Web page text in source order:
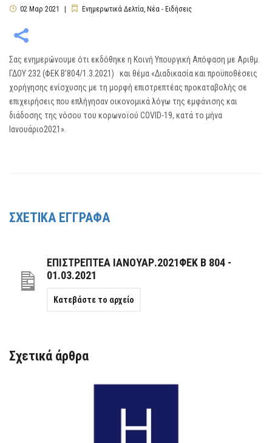
02 Μαρ 2021 Ενημερωτικά Δελτία, Νέα - Ειδήσεις
Σας ενημερώνουμε ότι εκδόθηκε η Κοινή Υπουργική Απόφαση με Αριθμ.
ΓΔΟΥ 232 (ΦΕΚ Β’804/1.3.2021) και θέμα «Διαδικασία και προϋποθέσεις
χορήγησης ενίσχυσης με τη μορφή επιστρεπτέας προκαταβολής σε
επιχειρήσεις που επλήγησαν οικονομικά λόγω της εμφάνισης και
διάδοσης της νόσου του κορωνοϊού COVID-19, κατά το μήνα
Ιανουάριο2021».
ΣΧΕΤΙΚΑ ΕΓΓΡΑΦΑ
ΕΠΙΣΤΡΕΠΤΕΑ ΙΑΝΟΥΑΡ.2021ΦΕΚ B 804 -
01.03.2021
Κατεβάστε το αρχείο
Σχετικά άρθρα